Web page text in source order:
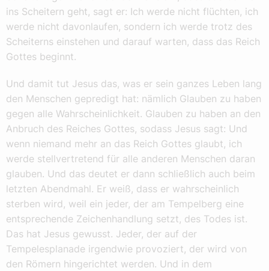
ins Scheitern geht, sagt er: Ich werde nicht flüchten, ich
werde nicht davonlaufen, sondern ich werde trotz des
Scheiterns einstehen und darauf warten, dass das Reich
Gottes beginnt.
Und damit tut Jesus das, was er sein ganzes Leben lang
den Menschen gepredigt hat: nämlich Glauben zu haben
gegen alle Wahrscheinlichkeit. Glauben zu haben an den
Anbruch des Reiches Gottes, sodass Jesus sagt: Und
wenn niemand mehr an das Reich Gottes glaubt, ich
werde stellvertretend für alle anderen Menschen daran
glauben. Und das deutet er dann schließlich auch beim
letzten Abendmahl. Er weiß, dass er wahrscheinlich
sterben wird, weil ein jeder, der am Tempelberg eine
entsprechende Zeichenhandlung setzt, des Todes ist.
Das hat Jesus gewusst. Jeder, der auf der
Tempelesplanade irgendwie provoziert, der wird von
den Römern hingerichtet werden. Und in dem